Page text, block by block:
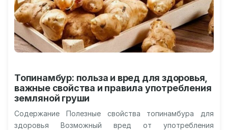
Топинамбур: польза и вред для здоровья,
важные свойства и правила употребления
земляной груши
Содержание Полезные свойства топинамбура для
здоровья Возможный вред от употребления